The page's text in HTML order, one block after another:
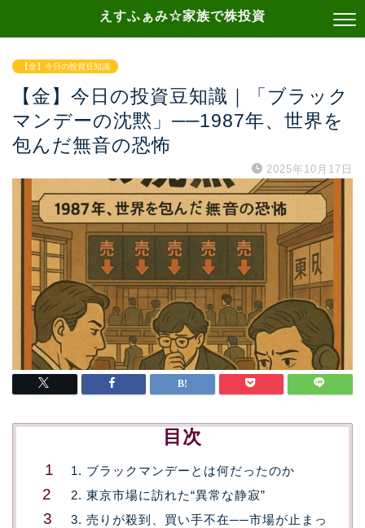
えすふぁみ☆家族で株投資
【金】今日の投資豆知識
【金】今日の投資豆知識｜「ブラック
マンデーの沈黙」──1987年、世界を
包んだ無音の恐怖
2025年10月17日
目次
1. ブラックマンデーとは何だったのか
2. 東京市場に訪れた“異常な静寂”
3. 売りが殺到、買い手不在──市場が止まっ